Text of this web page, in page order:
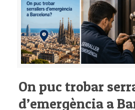
On puc trobar
d’emergència a